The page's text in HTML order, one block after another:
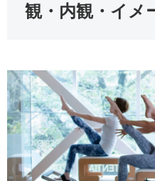
観・内観・イメ